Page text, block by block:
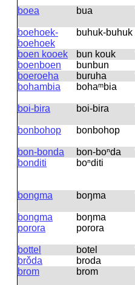
boea
bua
boehoek-
boehoek
buhuk-buhuk
boen kooek bun kouk
boenboen
bunbun
boeroeha
buruha
bohambia
bohaᵐbia
boi-bira
boi-bira
bonbohop
bonbohop
bon-bonda
bon-boⁿda
bonditi
boⁿditi
bongma
boŋma
bongma
porora
boŋma
porora
bottel
botel
brǒda
broda
brom
brom